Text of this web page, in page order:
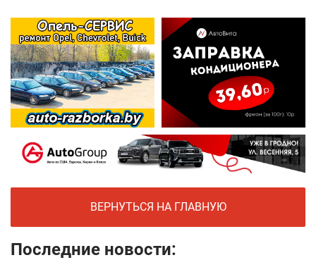
ВЕРНУТЬСЯ НА ГЛАВНУЮ
Последние новости: